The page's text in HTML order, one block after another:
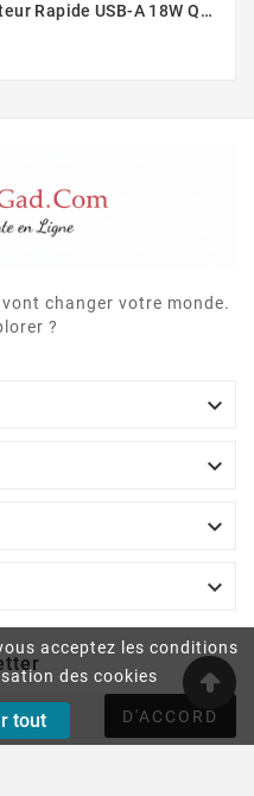
acceptez les conditions
des cookies
tout
Chargeur Secteur Rapide USB-A 18W QC / USB-C 30W PD Compact GaN
changer votre monde.
?




D'ACCORD